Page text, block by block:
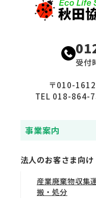
受付
〒010-
TEL 018-864-
事業案内
法人のお客さま向け
産業廃棄物収集
搬・処分